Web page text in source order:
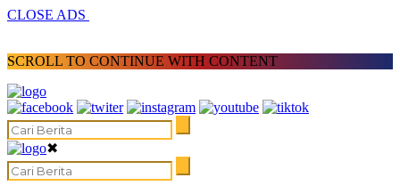
CLOSE ADS
SCROLL TO CONTINUE WITH CONTENT
✖